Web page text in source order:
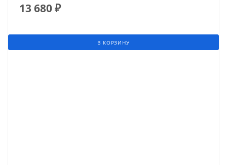
13 680₽
В КОРЗИНУ